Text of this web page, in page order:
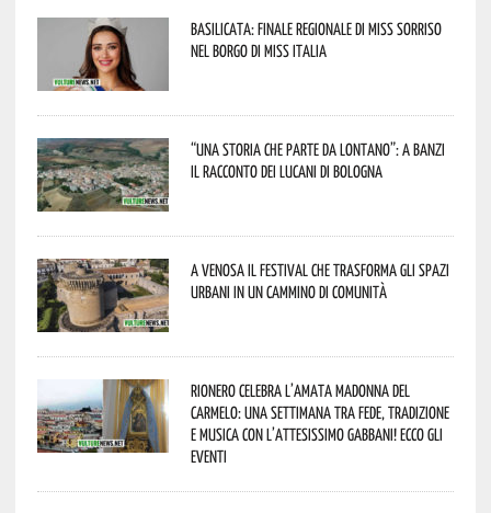
Basilicata: finale regionale di Miss Sorriso
nel borgo di Miss Italia
“Una storia che parte da lontano”: a Banzi
il racconto dei Lucani di Bologna
A Venosa il festival che trasforma gli spazi
urbani in un cammino di comunità
Rionero celebra l’amata Madonna del
Carmelo: una settimana tra fede, tradizione
e musica con l’attesissimo Gabbani! Ecco gli
eventi